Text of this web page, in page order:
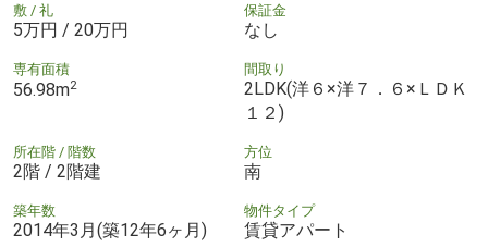
敷 / 礼
5万円 / 20万円
保証金
なし
専有面積
56.98m2
間取り
2LDK(洋６×洋７．６×ＬＤＫ
１２)
所在階 / 階数
2階 / 2階建
方位
南
築年数
2014年3月(築12年6ヶ月)
物件タイプ
賃貸アパート